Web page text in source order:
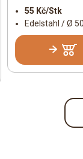
55 Kč/Stk
Edelstahl / Ø